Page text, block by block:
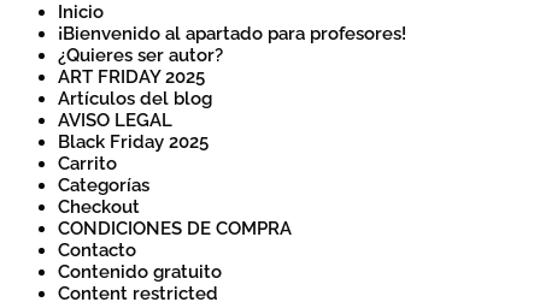
Inicio
¡Bienvenido al apartado para profesores!
¿Quieres ser autor?
ART FRIDAY 2025
Artículos del blog
AVISO LEGAL
Black Friday 2025
Carrito
Categorías
Checkout
CONDICIONES DE COMPRA
Contacto
Contenido gratuito
Content restricted